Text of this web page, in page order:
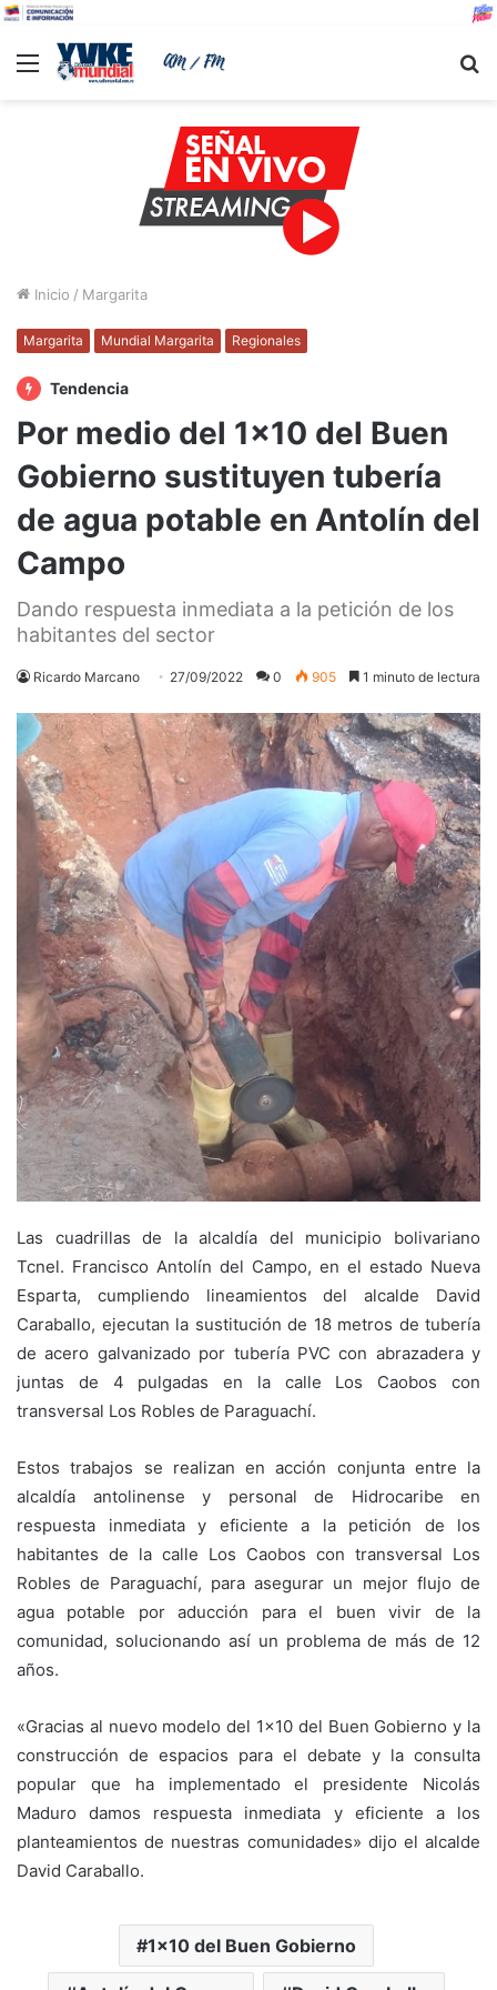
Menu
Inicio / Margarita
Margarita Mundial Margarita Regionales
Tendencia
Por medio del 1×10 del Buen
Gobierno sustituyen tubería
de agua potable en Antolín del
Campo
Dando respuesta inmediata a la petición de los
habitantes del sector
Ricardo Marcano 27/09/2022 0 905 1 minuto de lectura
Las cuadrillas de la alcaldía del municipio bolivariano
Tcnel. Francisco Antolín del Campo, en el estado Nueva
Esparta, cumpliendo lineamientos del alcalde David
Caraballo, ejecutan la sustitución de 18 metros de tubería
de acero galvanizado por tubería PVC con abrazadera y
juntas de 4 pulgadas en la calle Los Caobos con
transversal Los Robles de Paraguachí.
Estos trabajos se realizan en acción conjunta entre la
alcaldía antolinense y personal de Hidrocaribe en
respuesta inmediata y eficiente a la petición de los
habitantes de la calle Los Caobos con transversal Los
Robles de Paraguachí, para asegurar un mejor flujo de
agua potable por aducción para el buen vivir de la
comunidad, solucionando así un problema de más de 12
años.
«Gracias al nuevo modelo del 1×10 del Buen Gobierno y la
construcción de espacios para el debate y la consulta
popular que ha implementado el presidente Nicolás
Maduro damos respuesta inmediata y eficiente a los
planteamientos de nuestras comunidades» dijo el alcalde
David Caraballo.
1x10 del Buen Gobierno